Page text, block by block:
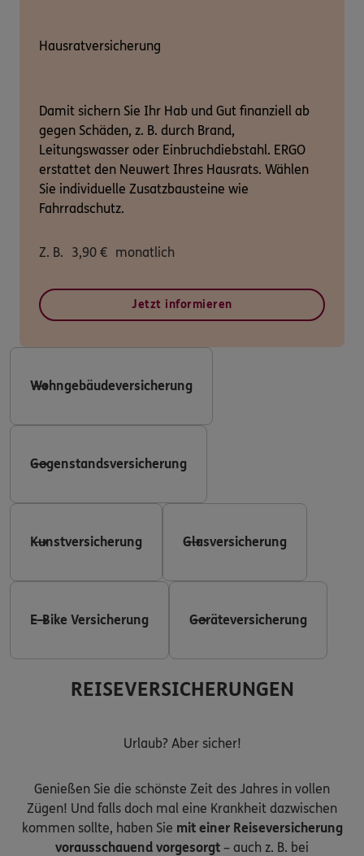
Hausratversicherung
Damit sichern Sie Ihr Hab und Gut finanziell ab
gegen Schäden, z. B. durch Brand,
Leitungswasser oder Einbruchdiebstahl. ERGO
erstattet den Neuwert Ihres Hausrats. Wählen
Sie individuelle Zusatzbausteine wie
Fahrradschutz.
Z. B. 3,90 € monatlich
Jetzt informieren
Wohngebäudeversicherung
Gegenstandsversicherung
Kunstversicherung Glasversicherung
E-Bike Versicherung Geräteversicherung
REISEVERSICHERUNGEN
Urlaub? Aber sicher!
Genießen Sie die schönste Zeit des Jahres in vollen
Zügen! Und falls doch mal eine Krankheit dazwischen
kommen sollte, haben Sie mit einer Reiseversicherung
vorausschauend vorgesorgt – auch z. B. bei